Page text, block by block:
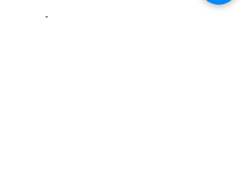
Зв'яжіться з нами